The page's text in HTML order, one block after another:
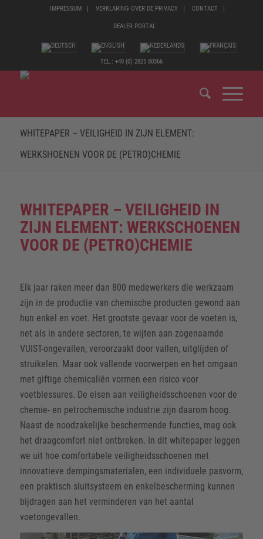
IMPRESSUM VERKLARING OVER DE PRIVACY CONTACT
DEALER PORTAL
TEL.: +49 (0) 2825 80366
WHITEPAPER – VEILIGHEID IN ZIJN ELEMENT:
WERKSHOENEN VOOR DE (PETRO)CHEMIE
WHITEPAPER – VEILIGHEID IN
ZIJN ELEMENT: WERKSCHOENEN
VOOR DE (PETRO)CHEMIE
Elk jaar raken meer dan 800 medewerkers die werkzaam
zijn in de productie van chemische producten gewond aan
hun enkel en voet. Het grootste gevaar voor de voeten is,
net als in andere sectoren, te wijten aan zogenaamde
VUIST-ongevallen, veroorzaakt door vallen, uitglijden of
struikelen. Maar ook vallende voorwerpen en het omgaan
met giftige chemicaliën vormen een risico voor
voetblessures. De eisen aan veiligheidsschoenen voor de
chemie- en petrochemische industrie zijn daarom hoog.
Naast de noodzakelijke beschermende functies, mag ook
het draagcomfort niet ontbreken. In dit whitepaper leggen
we uit hoe comfortabele veiligheidsschoenen met
innovatieve dempingsmaterialen, een individuele pasvorm,
een praktisch sluitsysteem en enkelbescherming kunnen
bijdragen aan het verminderen van het aantal
voetongevallen.